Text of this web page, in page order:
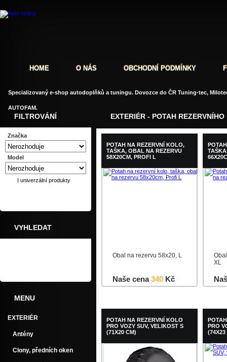
EXTERIÉR - POTAH
POTAH NA REZERVNÍ KOLO,
TAŠKA, OBAL NA REZERVU
58X20CM, PROFI L
Obal na rezervu 58x20, L
Naše cena340 Kč
XL
POTAH NA REZERVNÍ KOLO
PRO VOZY SUV, VELIKOST S
(71X20 CM)
PRO
(74X23
FILTROVÁNÍ
Značka
Model
I univerzální produkty
VYHLEDAT
MENU
EXTERIÉR
Antény
Clony, předních oken
HOME O NÁS OBCHODNÍ PODMÍNKY
Specializovaný e-shop autodoplňků a tuningu. Dovozce do ČR Tuning-tec,
AUTOFAM.